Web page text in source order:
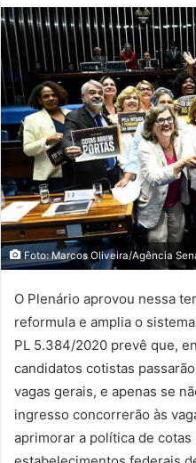
Foto: Marcos Oliveira/Agência
O Plenário aprovou nessa
reformula e amplia o
PL 5.384/2020 prevê que,
candidatos cotistas
vagas gerais, e apenas se
ingresso concorrerão às
aprimorar a política de